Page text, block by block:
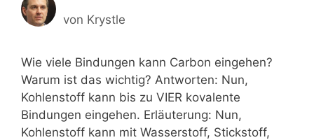
von Krystle
Wie viele Bindungen kann Carbon eingehen?
Warum ist das wichtig? Antworten: Nun,
Kohlenstoff kann bis zu VIER kovalente
Bindungen eingehen. Erläuterung: Nun,
Kohlenstoff kann mit Wasserstoff, Stickstoff,